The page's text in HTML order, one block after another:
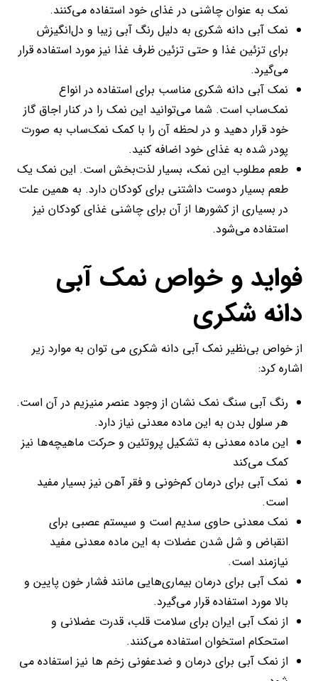
نمک به عنوان چاشنی در غذای خود استفاده می‌کنند.
نمک آبی دانه شکری به دلیل رنگ آبی زیبا و دل‌انگیزش
برای تزئین غذا و حتی تزئین ظرف غذا نیز مورد استفاده قرار
می‌گیرد.
نمک آبی دانه شکری مناسب برای استفاده در انواع
نمک‌ساب است. شما می‌توانید این نمک را در کنار اجاق گاز
خود قرار دهید و در لحظه آن را با کمک نمک‌ساب به صورت
پودر شده به غذای خود اضافه کنید.
طعم مطلوب این نمک، بسیار لذت‌بخش است. این نمک یک
طعم بسیار دوست داشتنی برای کودکان دارد. به همین علت
در بسیاری از کشورها از آن برای چاشنی غذای کودکان نیز
استفاده می‌شود.
فواید و خواص نمک آبی
دانه شکری
از خواص بی‌نظیر نمک آبی دانه شکری می توان به موارد زیر
اشاره کرد:
رنگ آبی سنگ نمک نشان از وجود عنصر منیزیم در آن است.
هر سلول بدن به این ماده معدنی نیاز دارد.
این ماده معدنی به تشکیل پروتئین و حرکت ماهیچه‌ها نیز
کمک می‌کند
نمک آبی برای درمان کم‌خونی و فقر آهن نیز بسیار مفید
است.
نمک معدنی حاوی سدیم است و سیستم عصبی برای
انقباض و شل شدن عضلات به این ماده معدنی مفید
نیازمند است.
نمک آبی برای درمان بیماری‌هایی مانند فشار خون پایین و
بالا مورد استفاده قرار می‌گیرد.
از نمک آبی ایران برای سلامت قلب، قدرت عضلانی و
استحکام استخوان استفاده می‌کنند.
از نمک آبی برای درمان و ضدعفونی زخم ها نیز استفاده می